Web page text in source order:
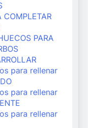
COMPLETAR
PARA
para rellenar
para rellenar
para rellenar